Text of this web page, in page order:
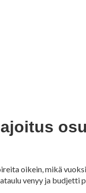
oikein, mikä
venyy ja budjetti